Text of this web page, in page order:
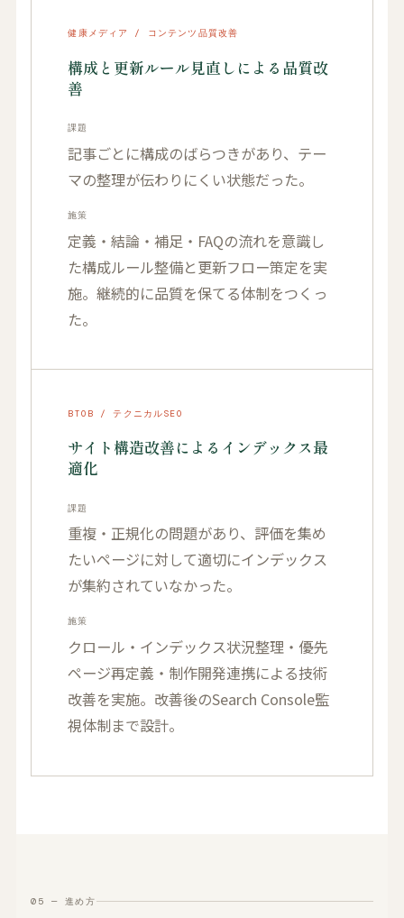
健康メディア / コンテンツ品質改善
構成と更新ルール見直しによる品質改
善
課題
記事ごとに構成のばらつきがあり、テー
マの整理が伝わりにくい状態だった。
施策
定義・結論・補足・FAQの流れを意識し
た構成ルール整備と更新フロー策定を実
施。継続的に品質を保てる体制をつくっ
た。
BTOB / テクニカルSEO
サイト構造改善によるインデックス最
適化
課題
重複・正規化の問題があり、評価を集め
たいページに対して適切にインデックス
が集約されていなかった。
施策
クロール・インデックス状況整理・優先
ページ再定義・制作開発連携による技術
改善を実施。改善後のSearch Console監
視体制まで設計。
05 — 進め方